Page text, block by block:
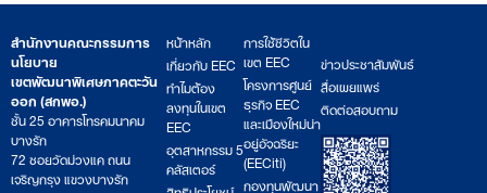
สำนักงานคณะกรรมการ
นโยบาย
เขตพัฒนาพิเศษภาคตะวัน
ออก (สกพอ.)
ชั้น 25 อาคารโทรคมนาคม
บางรัก
72 ซอยวัดม่วงแค ถนน
เจริญกรุง แขวงบางรัก
หน้าหลัก
เกี่ยวกับ EEC
ทำไมต้อง
ลงทุนในเขต
EEC
อุตสาหกรรม 5
คลัสเตอร์
การใช้ชีวิตใน
เขต EEC
โครงการศูนย์
ธุรกิจ EEC
และเมืองใหม่น่า
อยู่อัจฉริยะ
(EECiti)
กองทุนพัฒนา
ข่าวประชาสัมพันธ์
สื่อเผยแพร่
ติดต่อสอบถาม